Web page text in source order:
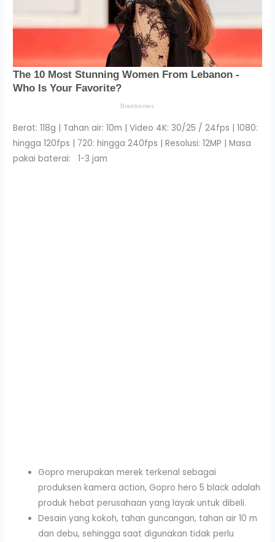
Berat: 118g | Tahan air: 10m | Video 4K: 30/25 / 24fps | 1080:
hingga 120fps | 720: hingga 240fps | Resolusi: 12MP | Masa
pakai baterai: 1-3 jam
Gopro merupakan merek terkenal sebagai
produksen kamera action, Gopro hero 5 black adalah
produk hebat perusahaan yang layak untuk dibeli.
Desain yang kokoh, tahan guncangan, tahan air 10 m
dan debu, sehingga saat digunakan tidak perlu